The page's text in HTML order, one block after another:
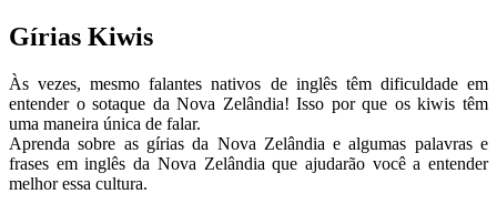
Gírias Kiwis
Às vezes, mesmo falantes nativos de inglês têm dificuldade em
entender o sotaque da Nova Zelândia! Isso por que oskiwis têm
uma maneira única de falar.
Aprenda sobre as gíriasda Nova Zelândia e algumas palavras e
frases em inglês da Nova Zelândia que ajudarão você a entender
melhor essa cultura.